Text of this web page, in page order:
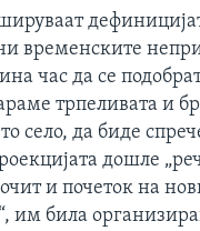
временските
час да се
трпеливата и
село, да биде
дошле
и почеток на
им била